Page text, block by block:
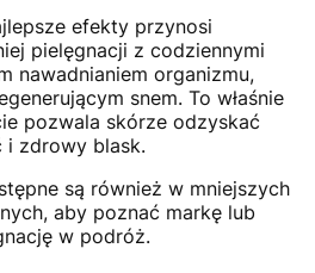
efekty przynosi
pielęgnacji z codziennymi
nawadnianiem organizmu,
snem. To właśnie
pozwala skórze odzyskać
i zdrowy blask.
są również w mniejszych
aby poznać markę lub
w podróż.